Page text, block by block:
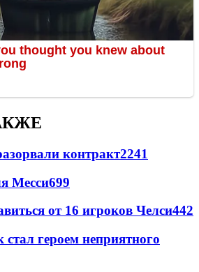
контракт2241
Месси699
от 16 игроков Челси442
героем неприятного